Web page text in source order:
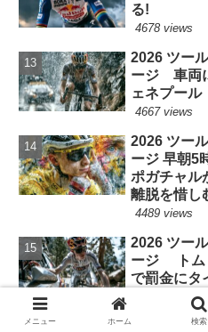
る!
4678 views
2026 ツー
ージ 車両
ェネプール
4667 views
2026 ツー
ージ 早朝5
ポガチャル
離脱を惜し
4489 views
2026 ツー
ージ トム
で罰金にタ
4414 views
2026 ツー
メニュー ホーム 検索